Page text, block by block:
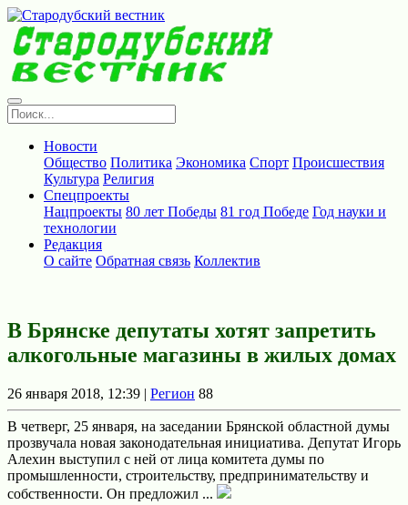
Новости
Общество Политика Экономика Спорт Происшествия
Культура Религия
Спецпроекты
Нацпроекты 80 лет Победы 81 год Победе Год науки и
технологии
Редакция
О сайте Обратная связь Коллектив
В Брянске депутаты хотят запретить
алкогольные магазины в жилых домах
26 января 2018, 12:39 | Регион 88
В четверг, 25 января, на заседании Брянской областной думы
прозвучала новая законодательная инициатива. Депутат Игорь
Алехин выступил с ней от лица комитета думы по
промышленности, строительству, предпринимательству и
собственности. Он предложил ...